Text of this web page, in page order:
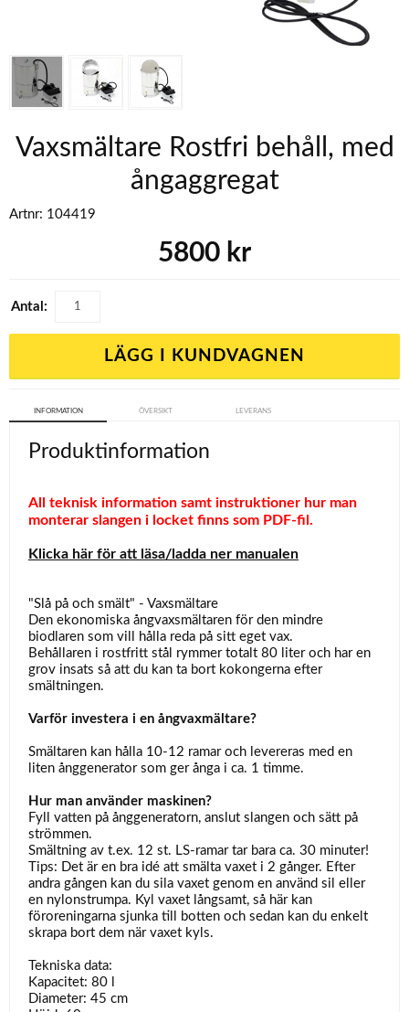
Vaxsmältare Rostfri behåll, med
ångaggregat
Artnr: 104419
5800 kr
Antal:
LÄGG I KUNDVAGNEN
INFORMATION ÖVERSIKT LEVERANS
Produktinformation
All teknisk information samt instruktioner hur man
monterar slangen i locket finns som PDF-fil.
Klicka här för att läsa/ladda ner manualen
"Slå på och smält" - Vaxsmältare
Den ekonomiska ångvaxsmältaren för den mindre
biodlaren som vill hålla reda på sitt eget vax.
Behållaren i rostfritt stål rymmer totalt 80 liter och har en
grov insats så att du kan ta bort kokongerna efter
smältningen.
Varför investera i en ångvaxmältare?
Smältaren kan hålla 10-12 ramar och levereras med en
liten ånggenerator som ger ånga i ca. 1 timme.
Hur man använder maskinen?
Fyll vatten på ånggeneratorn, anslut slangen och sätt på
strömmen.
Smältning av t.ex. 12 st. LS-ramar tar bara ca. 30 minuter!
Tips: Det är en bra idé att smälta vaxet i 2 gånger. Efter
andra gången kan du sila vaxet genom en använd sil eller
en nylonstrumpa. Kyl vaxet långsamt, så här kan
föroreningarna sjunka till botten och sedan kan du enkelt
skrapa bort dem när vaxet kyls.
Tekniska data:
Kapacitet: 80 l
Diameter: 45 cm